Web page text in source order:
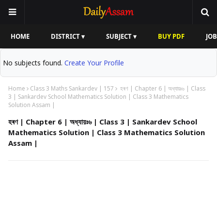
HOME DISTRICT ▾ SUBJECT ▾ BUY PDF
No subjects found. Create Your Profile
Home Class 3 Maths Sankardev | 157
হৰণ | Chapter 6 | অধ্যায়ঃ৬ | Class
3 | Sankardev School Mathematics Solution | Class 3 Mathematics
Solution Assam |
হৰণ | Chapter 6 | অধ্যায়ঃ৬ | Class 3 | Sankardev School
Mathematics Solution | Class 3 Mathematics Solution
Assam |